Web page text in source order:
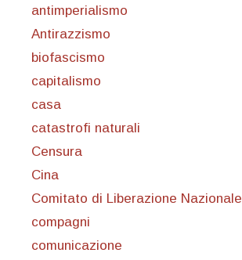
antimperialismo
Antirazzismo
biofascismo
capitalismo
casa
catastrofi naturali
Censura
Cina
Comitato di Liberazione Nazionale
compagni
comunicazione